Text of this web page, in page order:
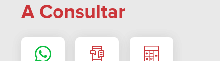
OUTUBRO DE 2018.
A Consultar